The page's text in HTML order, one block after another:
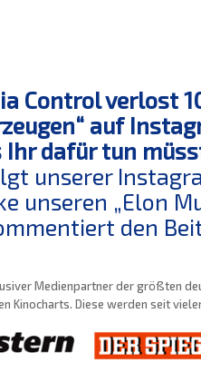
Control verlost
auf
Ihr dafür tun
unserer
unseren „Elon
den
Medienpartner der größten
Kinocharts. Diese werden seit